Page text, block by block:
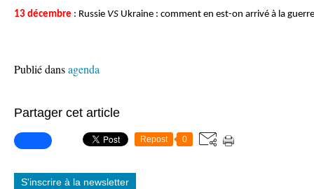
13 décembre : Russie VS Ukraine : comment en est-on arrivé à la
Publié dansagenda
Partager cet article
Repost 0
S'inscrire à la newsletter